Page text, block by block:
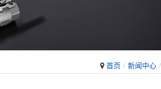
首页 新闻中心